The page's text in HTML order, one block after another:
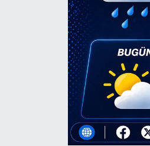
KKTC YEREL SEÇİM 2018
Kültür Sanat
Magazin
Nöbetçi Eczaneler